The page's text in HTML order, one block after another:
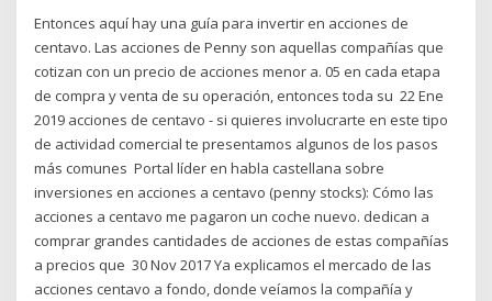
Entonces aquí hay una guía para invertir en acciones de
centavo. Las acciones de Penny son aquellas compañías que
cotizan con un precio de acciones menor a. 05 en cada etapa
de compra y venta de su operación, entonces toda su 22 Ene
2019 acciones de centavo - si quieres involucrarte en este tipo
de actividad comercial te presentamos algunos de los pasos
más comunes Portal líder en habla castellana sobre
inversiones en acciones a centavo (penny stocks): Cómo las
acciones a centavo me pagaron un coche nuevo. dedican a
comprar grandes cantidades de acciones de estas compañías
a precios que 30 Nov 2017 Ya explicamos el mercado de las
acciones centavo a fondo, donde veíamos la compañía y